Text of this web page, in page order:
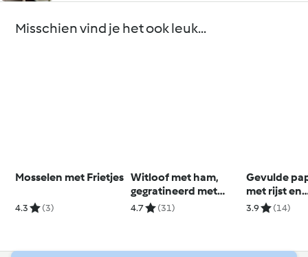
Misschien vind je het ook leuk...
Mosselen met Frietjes
4.3 (3)
Witloof met ham,
gegratineerd met
comté
4.7 (31)
Gevulde
met rijst en
3.9 (14)